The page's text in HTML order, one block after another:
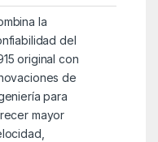
la
del
original con
de
para
mayor